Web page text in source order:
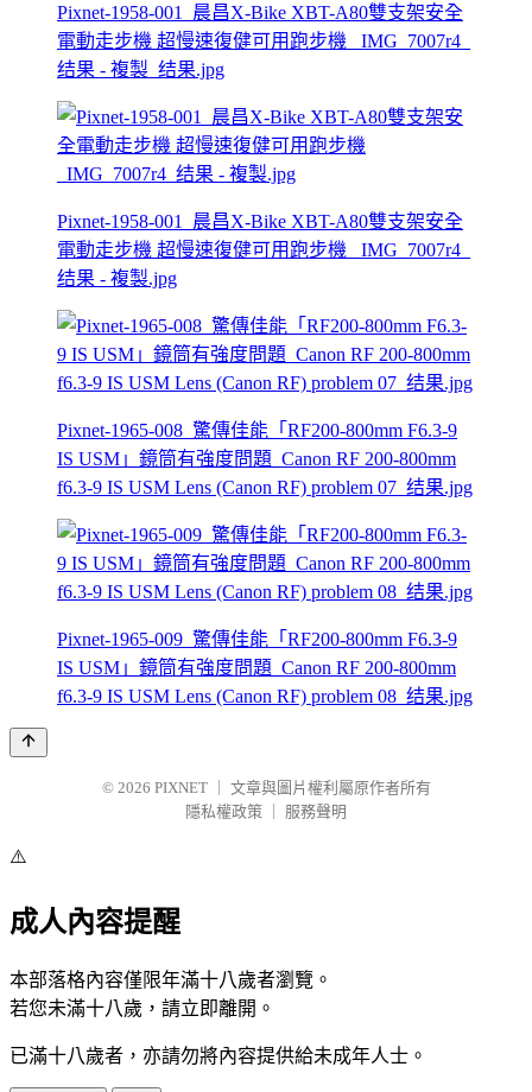
Pixnet-1958-001_晨昌X-Bike XBT-A80雙支架安全
電動走步機 超慢速復健可用跑步機 _IMG_7007r4_
结果 - 複製_结果.jpg
Pixnet-1958-001_晨昌X-Bike XBT-A80雙支架安全
電動走步機 超慢速復健可用跑步機 _IMG_7007r4_
结果 - 複製.jpg
Pixnet-1965-008_驚傳佳能「RF200-800mm F6.3-9
IS USM」鏡筒有強度問題_Canon RF 200-800mm
f6.3-9 IS USM Lens (Canon RF) problem 07_结果.jpg
Pixnet-1965-009_驚傳佳能「RF200-800mm F6.3-9
IS USM」鏡筒有強度問題_Canon RF 200-800mm
f6.3-9 IS USM Lens (Canon RF) problem 08_结果.jpg
© 2026 PIXNET
文章與圖片權利屬原作者所有
隱私權政策
服務聲明
⚠️
成人內容提醒
本部落格內容僅限年滿十八歲者瀏覽。
若您未滿十八歲，請立即離開。
已滿十八歲者，亦請勿將內容提供給未成年人士。